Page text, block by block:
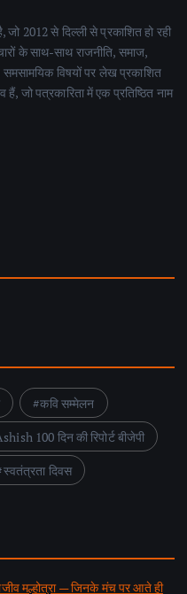
जो 2012 से दिल्ली से प्रकाशित हो रही
के साथ-साथ राजनीति, समाज,
विषयों पर लेख प्रकाशित
हैं, जो पत्रकारिता में एक प्रतिष्ठित नाम
कवि सम्मेलन
100 दिन की रिपोर्ट बीजेपी
स्वतंत्रता दिवस
मल्होत्रा — जिनके मंच पर आते ही